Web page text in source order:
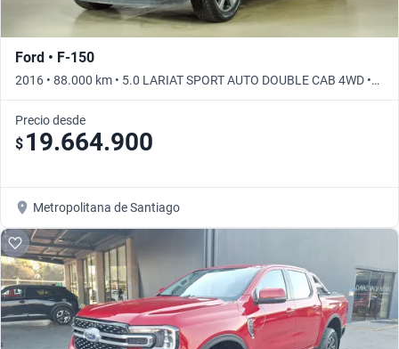
Ford • F-150
2016 • 88.000 km • 5.0 LARIAT SPORT AUTO DOUBLE CAB 4WD •
Automático
Precio desde
$ 19.664.900
Metropolitana de Santiago